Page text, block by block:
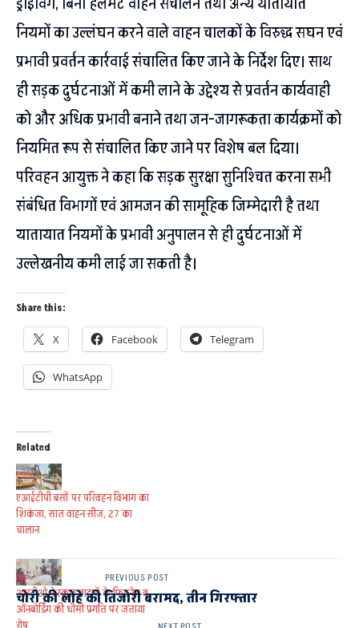
नियमों का उल्लंघन करने वाले वाहन चालकों के विरुद्ध सघन एवं
प्रभावी प्रवर्तन कार्रवाई संचालित किए जाने के निर्देश दिए। साथ
ही सड़क दुर्घटनाओं में कमी लाने के उद्देश्य से प्रवर्तन कार्यवाही
को और अधिक प्रभावी बनाने तथा जन-जागरूकता कार्यक्रमों को
नियमित रूप से संचालित किए जाने पर विशेष बल दिया।
परिवहन आयुक्त ने कहा कि सड़क सुरक्षा सुनिश्चित करना सभी
संबंधित विभागों एवं आमजन की सामूहिक जिम्मेदारी है तथा
यातायात नियमों के प्रभावी अनुपालन से ही दुर्घटनाओं में
उल्लेखनीय कमी लाई जा सकती है।
Share this:
X Facebook Telegram
WhatsApp
Related
एआईटीपी बसों पर परिवहन विभाग का
शिकंजा, सात वाहन सीज, 27 का
चालान
आरटीओ ने स्कूल वाहनों के फिटनेस व
ऑनबोर्डिंग की धीमी प्रगति पर जताया
PREVIOUS POST
चोरी की लोहे की तिजोरी बरामद, तीन गिरफ्तार